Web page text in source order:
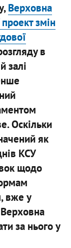
Верховна
змін
в
залі
Оскільки
як
КСУ
щодо
вже у
за нього у